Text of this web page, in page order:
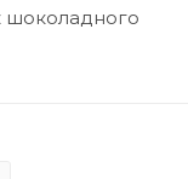
шоколадного